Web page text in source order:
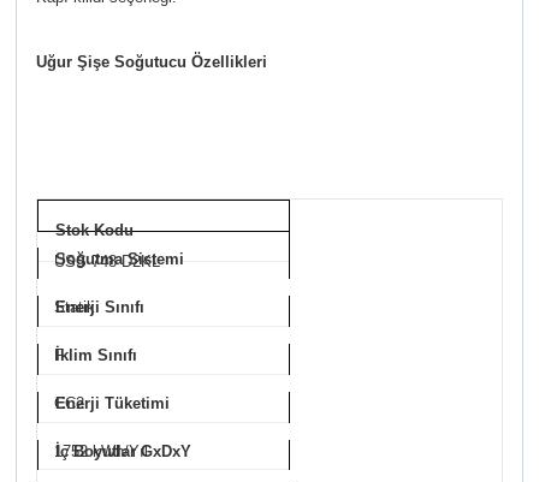
Uğur Şişe Soğutucu Özellikleri
Stok Kodu
USS 748 D2KL
Soğutma Sistemi
Statik
Enerji Sınıfı
F
İklim Sınıfı
CC2
Enerji Tüketimi
1752 kWh/Yıl
İç Boyutlar GxDxY